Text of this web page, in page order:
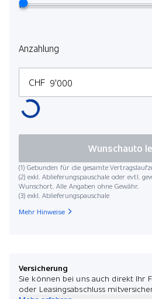
Anzahlung
CHF
(1) Gebunden für die gesamte
(2) exkl. Ablieferungspauschale oder evtl.
Wunschort. Alle Angaben ohne Gewähr.
(3) exkl. Ablieferungspauschale
Wunschauto
Mehr Hinweise
Versicherung
Sie können bei uns auch direkt Ihr
oder Leasingsabschluss